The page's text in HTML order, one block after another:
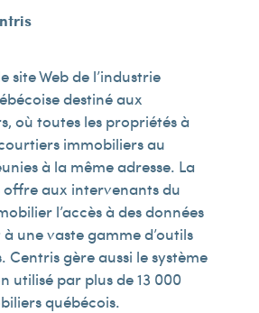
site Web de l’industrie
destiné aux
où toutes les propriétés à
immobiliers au
à la même adresse. La
offre aux intervenants du
l’accès à des données
une vaste gamme d’outils
Centris gère aussi le système
utilisé par plus de 13 000
québécois.